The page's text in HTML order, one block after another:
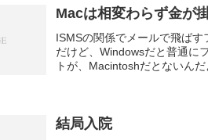
Macは相変わらず金が
ISMSの関係でメールで飛ば
だけど、Windowsだと普通に
トが、Macintoshだとないん
結局入院